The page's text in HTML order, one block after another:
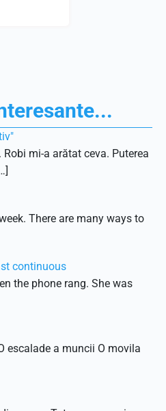
mi-a arătat ceva. Puterea
There are many ways to
continuous
the phone rang. She was
escalade a muncii O movila